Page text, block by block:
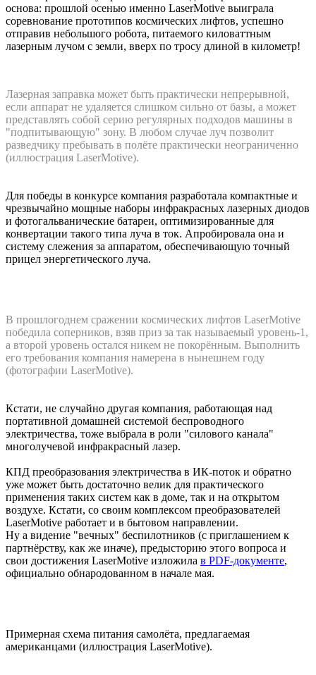
основа: прошлой осенью именно LaserMotive выиграла
соревнование прототипов космических лифтов, успешно
отправив небольшого робота, питаемого киловаттным
лазерным лучом с земли, вверх по тросу длиной в километр!
Лазерная заправка может быть практически непрерывной,
если аппарат не удаляется слишком сильно от базы, а может
представлять собой серию регулярных подходов машины в
"подпитывающую" зону. В любом случае луч позволит
разведчику пребывать в полёте практически неограниченно
(иллюстрация LaserMotive).
Для победы в конкурсе компания разработала компактные и
чрезвычайно мощные наборы инфракрасных лазерных диодов
и фотогальванические батареи, оптимизированные для
конвертации такого типа луча в ток. Апробировала она и
систему слежения за аппаратом, обеспечивающую точный
прицел энергетического луча.
В прошлогоднем сражении космических лифтов LaserMotive
победила соперников, взяв приз за так называемый уровень-1,
а второй уровень остался никем не покорённым. Выполнить
его требования компания намерена в нынешнем году
(фотографии LaserMotive).
Кстати, не случайно другая компания, работающая над
портативной домашней системой беспроводного
электричества, тоже выбрала в роли "силового канала"
многолучевой инфракрасный лазер.
КПД преобразования электричества в ИК-поток и обратно
уже может быть достаточно велик для практического
применения таких систем как в доме, так и на открытом
воздухе. Кстати, со своим комплексом преобразователей
LaserMotive работает и в бытовом направлении.
Ну а видение "вечных" беспилотников (с приглашением к
партнёрству, как же иначе), предысторию этого вопроса и
свои достижения LaserMotive изложила в PDF-документе,
официально обнародованном в начале мая.
Примерная схема питания самолёта, предлагаемая
американцами (иллюстрация LaserMotive).